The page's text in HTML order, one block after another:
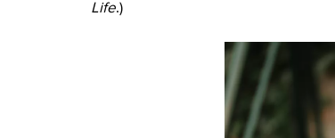
Life.)